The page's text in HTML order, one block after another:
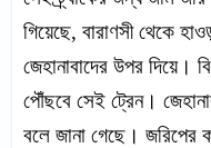
গিয়েছে, বারাণসী থেকে
জেহানাবাদের উপর দিয়ে।
পৌঁছবে সেই ট্রেন।
বলে জানা গেছে।